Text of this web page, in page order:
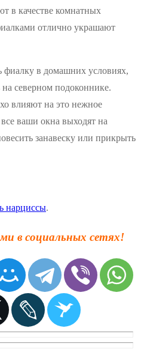
в качестве комнатных
отлично украшают
в домашних условиях,
на северном подоконнике.
влияют на это нежное
ваши окна выходят на
занавеску или прикрыть
нарциссы.
в социальных сетях!